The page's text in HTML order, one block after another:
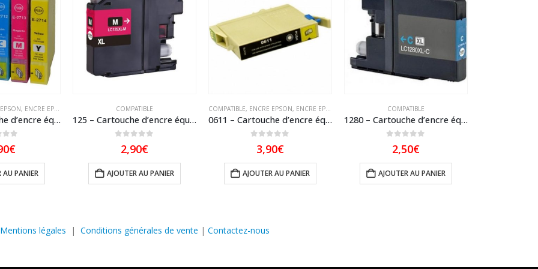
, ENCRE EPSON COMPATIBLE
2715 – Cartouche d’encre équivalent EPSON T2715XL 27XL compatible « Réveil » Pack 4 couleurs XL
€
AU PANIER
COMPATIBLE
125 – Cartouche d’encre équivalent BROTHER LC-125XLM compatible (LC125) Magenta
2,90€
AJOUTER AU PANIER
COMPATIBLE, ENCRE EPSON, ENCRE EPSON COMPATIBLE
0611 – Cartouche d’encre équivalent EPSON T0611 compatible « Ourson » Noir
3,90€
AJOUTER AU PANIER
COMPATIBLE
1280 – Cartouche d’encre équivalent BROTHER LC-1280XLC compatible (LC1280) Cyan
2,50€
AJOUTER AU PANIER
Mentions légales | Conditions générales de vente | Contactez-nous